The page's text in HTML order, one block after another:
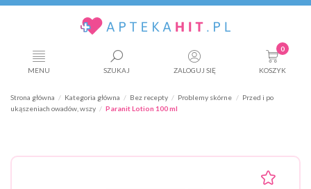
MENU SZUKAJ ZALOGUJ SIĘ
0
KOSZYK
Strona główna Kategoria główna Bez recepty Problemy skórne
Przed i po
ukąszeniach owadów, wszy
Paranit Lotion 100 ml